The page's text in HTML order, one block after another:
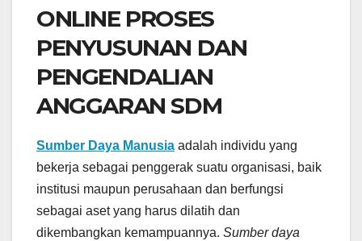
ONLINE PROSES
PENYUSUNAN DAN
PENGENDALIAN
ANGGARAN SDM
Sumber Daya Manusia adalah individu yang
bekerja sebagai penggerak suatu organisasi, baik
institusi maupun perusahaan dan berfungsi
sebagai aset yang harus dilatih dan
dikembangkan kemampuannya. Sumber daya